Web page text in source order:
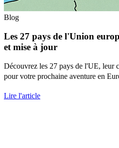
Blog
Les 27 pays de l'Union
et mise à jour
Découvrez les 27 pays de l'UE, leur
pour votre prochaine aventure en
Lire l'article